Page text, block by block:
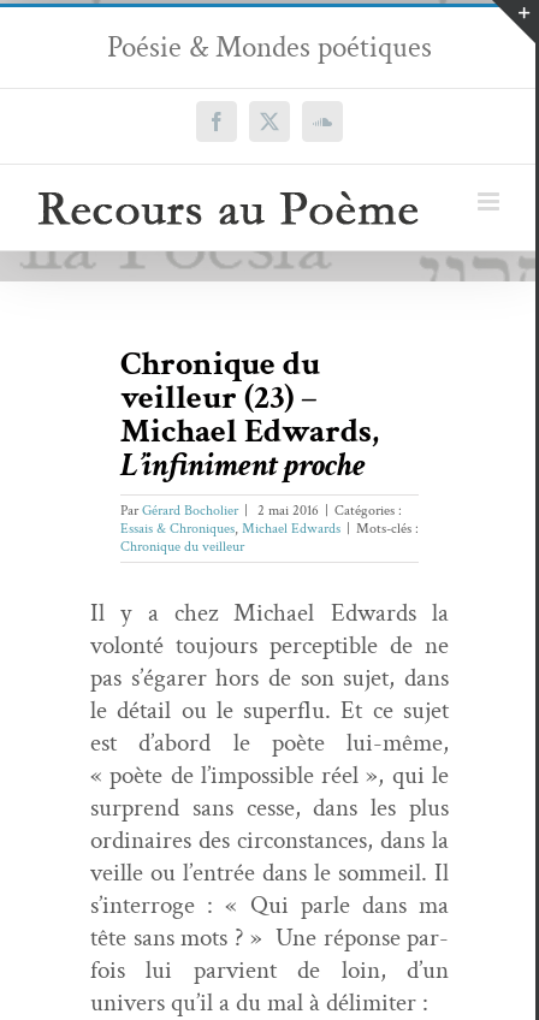
Passer
contenu
Poésie & Mondes poétiques
Facebook
X SoundCloud
Chronique du
veilleur (23) –
Michael Edwards,
L’infiniment proche
ParGérard Bocholier 2 mai 2016
Catégories :
Essais & Chroniques, Michael Edwards
Mots-clés :
Chronique du veilleur
Il y a chez Michael Edwards la
volon­té tou­jours per­cep­ti­ble de ne
pas s’égarer hors de son sujet, dans
le détail ou le super­flu. Et ce sujet
est d’abord le poète lui-même,
« poète de l’impossible réel », qui le
sur­prend sans cesse, dans les plus
ordi­naires des cir­con­stances, dans la
veille ou l’entrée dans le som­meil. Il
s’interroge : « Qui par­le dans ma
tête sans mots ? » Une réponse par­
fois lui parvient de loin, d’un
univers qu’il a du mal à délimiter :